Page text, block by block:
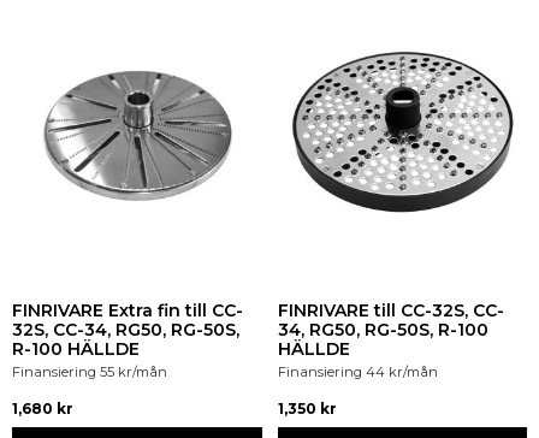
FINRIVARE Extra fin till CC-
32S, CC-34, RG50, RG-50S,
R-100 HÄLLDE
Finansiering 55 kr/mån
1,680 kr
FINRIVARE till CC-32S, CC-
34, RG50, RG-50S, R-100
HÄLLDE
Finansiering 44 kr/mån
1,350 kr